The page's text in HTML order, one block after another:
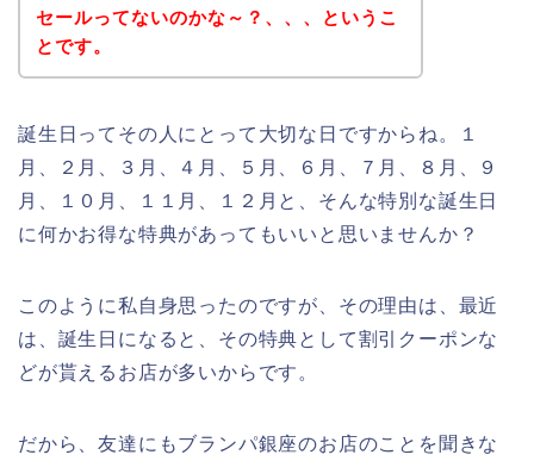
セールってないのかな～？、、、というこ
とです。
誕生日ってその人にとって大切な日ですからね。１
月、２月、３月、４月、５月、６月、７月、８月、９
月、１０月、１１月、１２月と、そんな特別な誕生日
に何かお得な特典があってもいいと思いませんか？
このように私自身思ったのですが、その理由は、最近
は、誕生日になると、その特典として割引クーポンな
どが貰えるお店が多いからです。
だから、友達にもブランパ銀座のお店のことを聞きな